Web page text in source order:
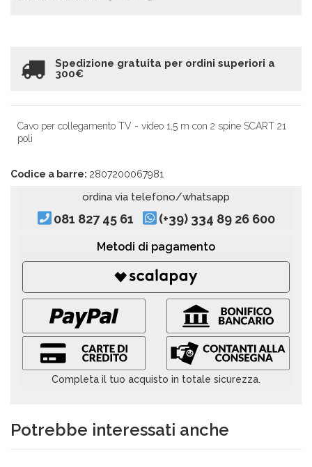
Spedizione gratuita per ordini superiori a
300€
Cavo per collegamento TV - video 1,5 m con 2 spine SCART 21
poli
Codice a barre: 2807200067981
ordina via telefono/whatsapp
081 827 45 61 (+39) 334 89 26 600
Metodi di pagamento
Completa il tuo acquisto in totale sicurezza.
Potrebbe interessati anche